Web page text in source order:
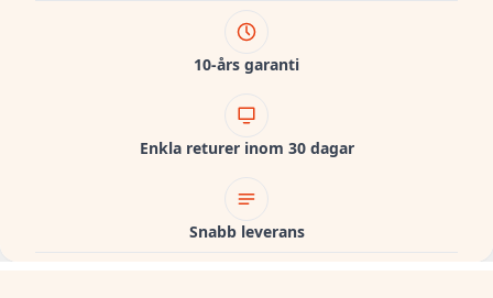
10-års garanti
Enkla returer inom 30 dagar
Snabb leverans